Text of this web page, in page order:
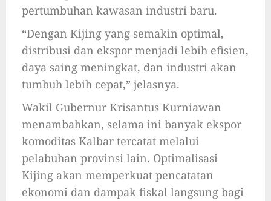
pertumbuhan kawasan industri baru.
“Dengan Kijing yang semakin optimal,
distribusi dan ekspor menjadi lebih efisien,
daya saing meningkat, dan industri akan
tumbuh lebih cepat,” jelasnya.
Wakil Gubernur Krisantus Kurniawan
menambahkan, selama ini banyak ekspor
komoditas Kalbar tercatat melalui
pelabuhan provinsi lain. Optimalisasi
Kijing akan memperkuat pencatatan
ekonomi dan dampak fiskal langsung bagi